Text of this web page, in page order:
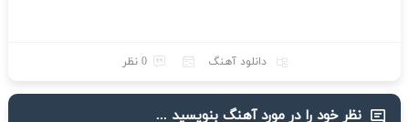
دانلود آهنگ 0 نظر
نظر خود را در مورد آهنگ بنویسید ...